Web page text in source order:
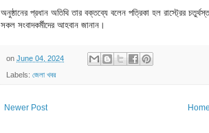
অনুষ্ঠানের প্রধান অতিথি তার বক্তব্যে বলেন পত্রিকা হল রাস্ট্রের
সকল সংবাদকর্মীদের আহবান জানান।
on June 04, 2024
Labels: জেলা খবর
Newer Post Home